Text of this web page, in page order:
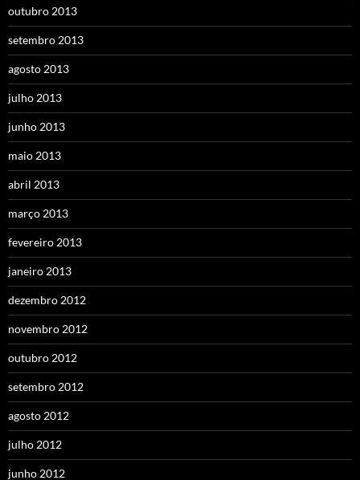
outubro 2013
setembro 2013
agosto 2013
julho 2013
junho 2013
maio 2013
abril 2013
março 2013
fevereiro 2013
janeiro 2013
dezembro 2012
novembro 2012
outubro 2012
setembro 2012
agosto 2012
julho 2012
junho 2012